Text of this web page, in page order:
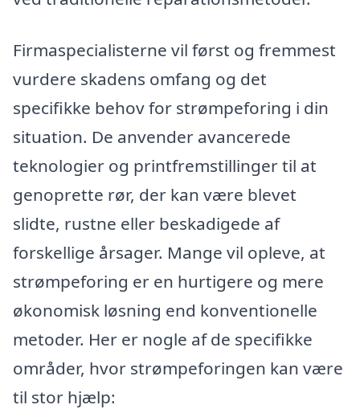
Firmaspecialisterne vil først og fremmest
vurdere skadens omfang og det
specifikke behov for strømpeforing i din
situation. De anvender avancerede
teknologier og printfremstillinger til at
genoprette rør, der kan være blevet
slidte, rustne eller beskadigede af
forskellige årsager. Mange vil opleve, at
strømpeforing er en hurtigere og mere
økonomisk løsning end konventionelle
metoder. Her er nogle af de specifikke
områder, hvor strømpeforingen kan være
til stor hjælp: